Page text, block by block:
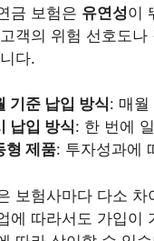
금 보험은 유연성이
객의 위험 선호도
다.
기준 납입 방식: 매월
납입 방식: 한 번에
형 제품: 투자성과에
보험사마다 다소 차
에 따라서도 가입이